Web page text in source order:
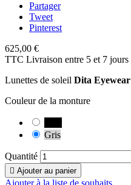
Partager
Tweet
Pinterest
625,00 €
TTC Livraison entre 5 et 7 jours
Lunettes de soleil Dita Eyewear
Couleur de la monture
Gris
Quantité
 Ajouter au panier
Ajouter à la liste de souhaits